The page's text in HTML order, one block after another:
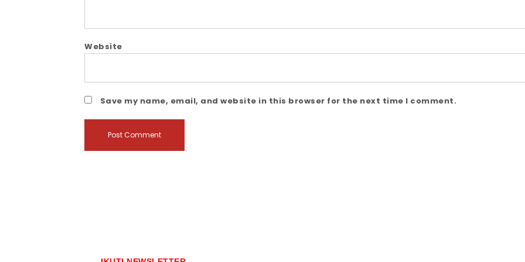
Website
Save my name, email, and website in this browser for the next time I comment.